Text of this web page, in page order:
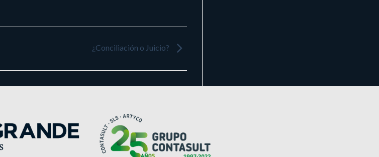
¿Conciliación o Juicio?